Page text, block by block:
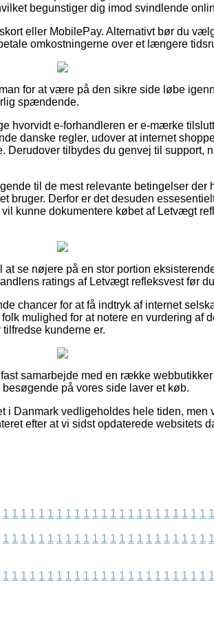
begunstiger dig imod svindlende
eller MobilePay. Alternativt bør du
omkostningerne over et længere
for at være på den sikre side løbe
spændende.
hvorvidt e-forhandleren er e-mærke
danske regler, udover at internet
Derudover tilbydes du genvej til support,
til de mest relevante betingelser der
bruger. Derfor er det desuden
kunne dokumentere købet af Letvægt
se nøjere på en stor portion
ratings af Letvægt refleksvest før
chancer for at få indtryk af internet
mulighed for at notere en vurdering af
kunderne er.
samarbejde med en række
på vores side laver et køb.
i Danmark vedligeholdes hele tiden, men
efter at vi sidst opdaterede websitets
1 1 1 1 1 1 1 1 1 1 1 1 1 1 1 1 1 1 1 1 1 1 1 1
1 1 1 1 1 1 1 1 1 1 1 1 1 1 1 1 1 1 1 1 1 1 1 1
1 1 1 1 1 1 1 1 1 1 1 1 1 1 1 1 1 1 1 1 1 1 1 1